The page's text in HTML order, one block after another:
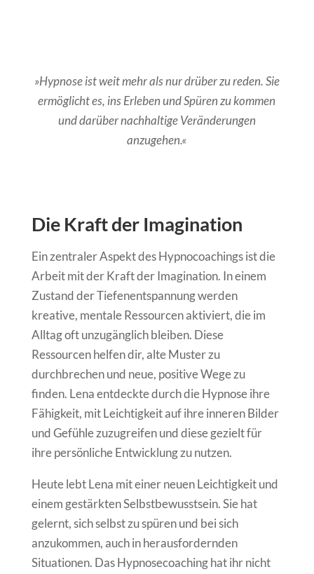
»Hypnose ist weit mehr als nur drüber zu reden. Sie
ermöglicht es, ins Erleben und Spüren zu kommen
und darüber nachhaltige Veränderungen
anzugehen.«
Die Kraft der Imagination
Ein zentraler Aspekt des Hypnocoachings ist die
Arbeit mit der Kraft der Imagination. In einem
Zustand der Tiefenentspannung werden
kreative, mentale Ressourcen aktiviert, die im
Alltag oft unzugänglich bleiben. Diese
Ressourcen helfen dir, alte Muster zu
durchbrechen und neue, positive Wege zu
finden. Lena entdeckte durch die Hypnose ihre
Fähigkeit, mit Leichtigkeit auf ihre inneren Bilder
und Gefühle zuzugreifen und diese gezielt für
ihre persönliche Entwicklung zu nutzen.
Heute lebt Lena mit einer neuen Leichtigkeit und
einem gestärkten Selbstbewusstsein. Sie hat
gelernt, sich selbst zu spüren und bei sich
anzukommen, auch in herausfordernden
Situationen. Das Hypnosecoaching hat ihr nicht